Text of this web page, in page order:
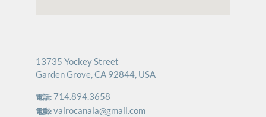
13735 Yockey Street
Garden Grove, CA 92844, USA
電話: 714.894.3658
電郵: vairocanala@gmail.com